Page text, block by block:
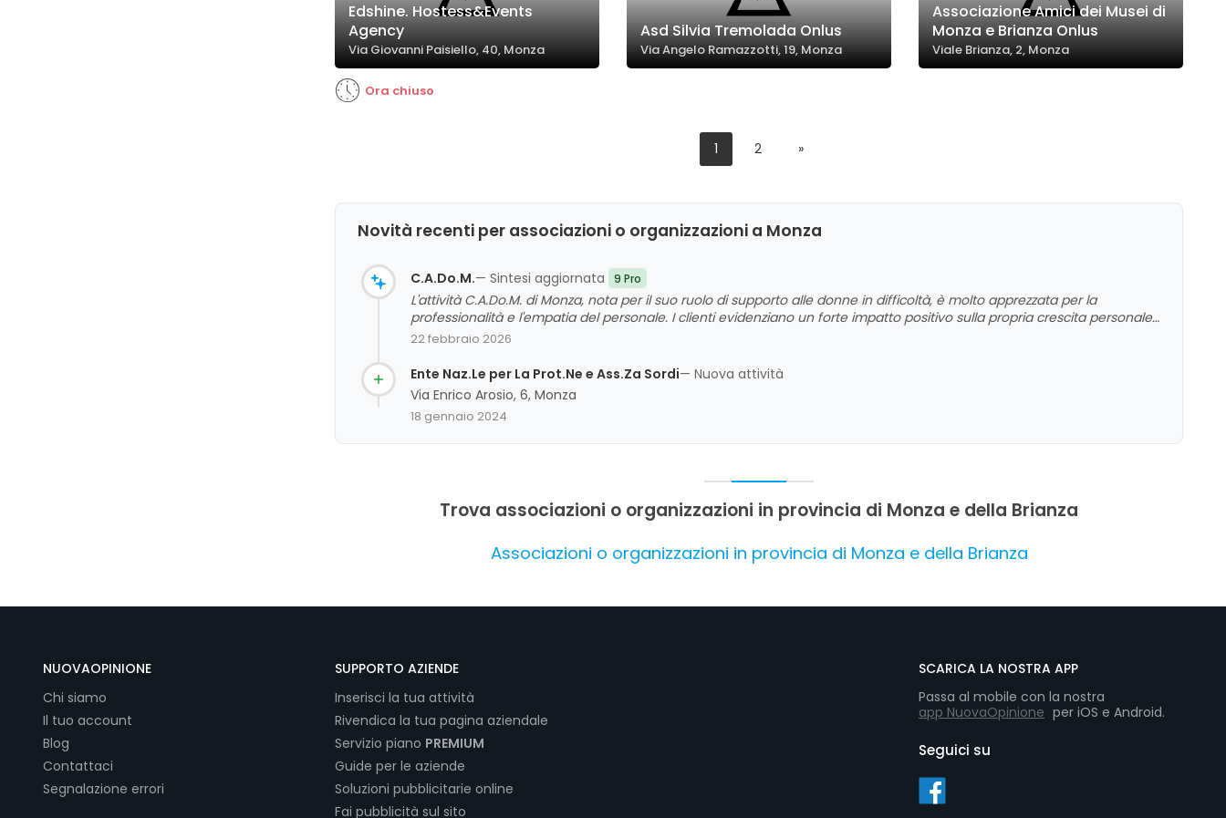
Edshine. Hostess&Events
Agency
Via Giovanni Paisiello, 40, Monza
Ora chiuso
Asd Silvia Tremolada Onlus
Via Angelo Ramazzotti, 19, Monza
Associazione Amici dei Musei di
Monza e Brianza Onlus
Viale Brianza, 2, Monza
1 2 »
Novità recenti per associazioni o organizzazioni a Monza
C.A.Do.M.— Sintesi aggiornata 9 Pro
L'attività C.A.Do.M. di Monza, nota per il suo ruolo di supporto alle donne in difficoltà, è molto apprezzata per la
professionalità e l'empatia del personale. I clienti evidenziano un forte impatto positivo sulla propria crescita personale
e sulla capacità di affrontare le sfide della vita, grazie a un ambiente di sostegno e solidarietà. La comunicazione e
di comunità e di rinascita.
22 febbraio 2026
Ente Naz.Le per La Prot.Ne e Ass.Za Sordi— Nuova attività
Via Enrico Arosio, 6, Monza
18 gennaio 2024
Trova associazioni o organizzazioni in provincia di Monza e della Brianza
Associazioni o organizzazioni in provincia di Monza e della Brianza
NUOVAOPINIONE
Chi siamo
Il tuo account
Blog
Contattaci
Segnalazione errori
SUPPORTO AZIENDE
Inserisci la tua attività
Rivendica la tua pagina aziendale
Servizio piano PREMIUM
Guide per le aziende
Soluzioni pubblicitarie online
Fai pubblicità sul sito
SCARICA LA NOSTRA APP
Passa al mobile con la nostra
app NuovaOpinione per iOS e Android.
Seguici su